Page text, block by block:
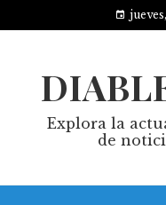
Explora la
de